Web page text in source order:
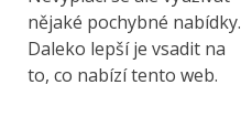
nějaké pochybné nabídky.
Daleko lepší je vsadit na
to, co nabízí tento web.